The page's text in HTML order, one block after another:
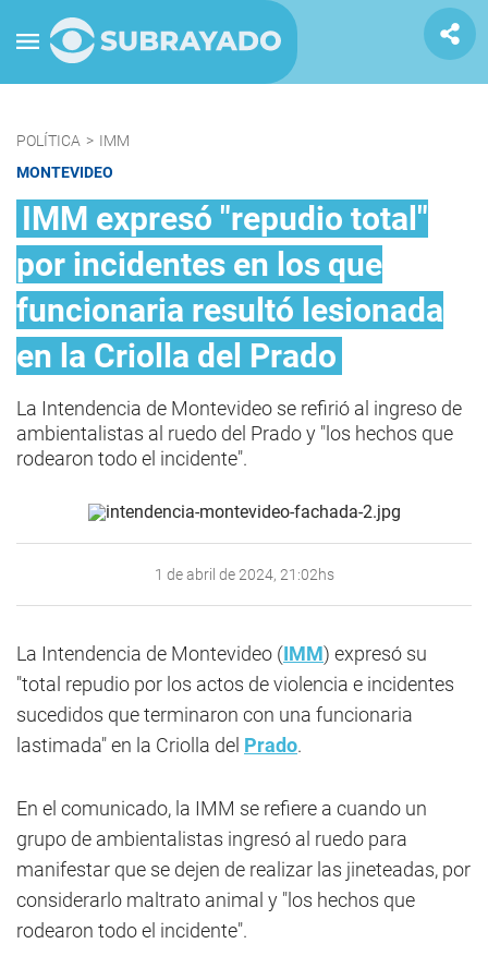
POLÍTICA > IMM
MONTEVIDEO
IMM expresó "repudio total"
por incidentes en los que
funcionaria resultó lesionada
en la Criolla del Prado
La Intendencia de Montevideo se refirió al ingreso de
ambientalistas al ruedo del Prado y "los hechos que
rodearon todo el incidente".
1 de abril de 2024, 21:02hs
La Intendencia de Montevideo (IMM) expresó su
"total repudio por los actos de violencia e incidentes
sucedidos que terminaron con una funcionaria
lastimada" en la Criolla del Prado.
En el comunicado, la IMM se refiere a cuando un
grupo de ambientalistas ingresó al ruedo para
manifestar que se dejen de realizar las jineteadas, por
considerarlo maltrato animal y "los hechos que
rodearon todo el incidente".